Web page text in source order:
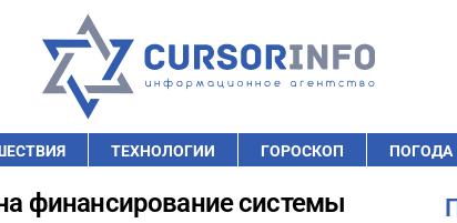
ТЕХНОЛОГИИ ГОРОСКОП ПОГОДА
финансирование системы